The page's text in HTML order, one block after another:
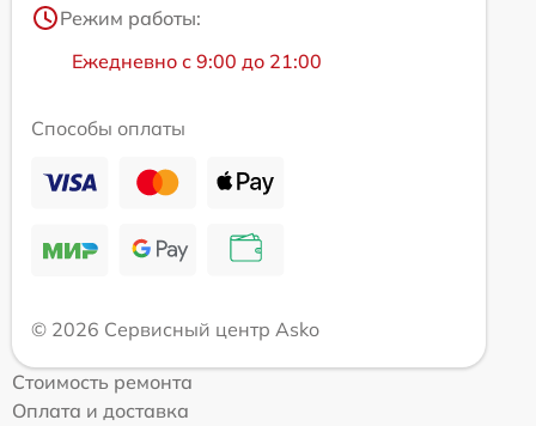
Режим работы:
Ежедневно с 9:00 до 21:00
Способы оплаты
© 2026 Сервисный центр Asko
Стоимость ремонта
Оплата и доставка